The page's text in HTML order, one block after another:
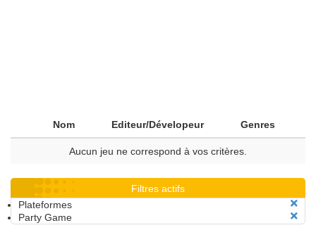
Nom Editeur/Dévelopeur Genres
Aucun jeu ne correspond à vos critères.
Filtres actifs
Plateformes
Party Game